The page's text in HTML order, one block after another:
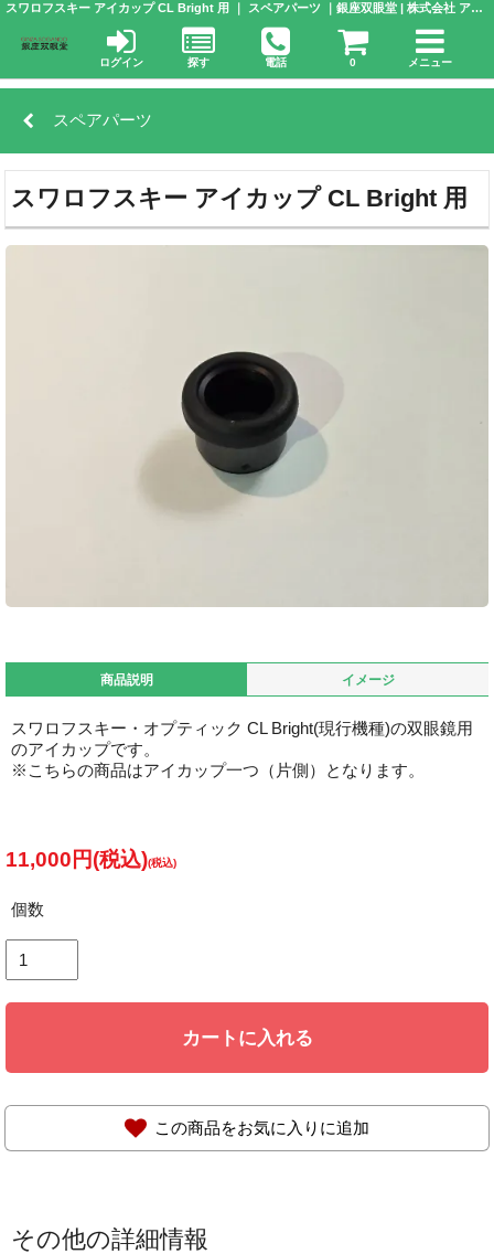
スペアパーツ
スワロフスキー アイカップ CL Bright 用
商品説明 イメージ
スワロフスキー・オプティック CL Bright(現行機種)の双眼鏡用
のアイカップです。
※こちらの商品はアイカップ一つ（片側）となります。
11,000円(税込)
個数
カートに入れる
この商品をお気に入りに追加
その他の詳細情報
スワロフスキー アイカップ CL Bright 用 ｜ スペアパーツ ｜銀座双眼堂 | 株式会社 アドウエーブ
ログイン 探す 電話 0 メニュー